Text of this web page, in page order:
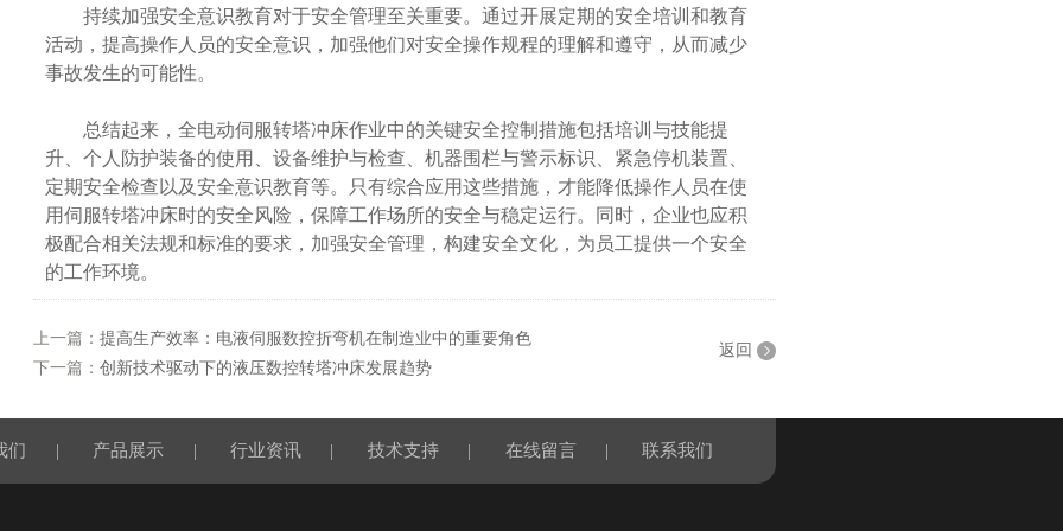
持续加强安全意识教育对于安全管理至关重要。通过开展定期的安全培训和教育
活动，提高操作人员的安全意识，加强他们对安全操作规程的理解和遵守，从而减少
事故发生的可能性。
总结起来，全电动伺服转塔冲床作业中的关键安全控制措施包括培训与技能提
升、个人防护装备的使用、设备维护与检查、机器围栏与警示标识、紧急停机装置、
定期安全检查以及安全意识教育等。只有综合应用这些措施，才能降低操作人员在使
用伺服转塔冲床时的安全风险，保障工作场所的安全与稳定运行。同时，企业也应积
极配合相关法规和标准的要求，加强安全管理，构建安全文化，为员工提供一个安全
的工作环境。
上一篇： 提高生产效率：电液伺服数控折弯机在制造业中的重要角色
下一篇： 创新技术驱动下的液压数控转塔冲床发展趋势
返回
们 | 产品展示 | 行业资讯 | 技术支持 | 在线留言 | 联系我们